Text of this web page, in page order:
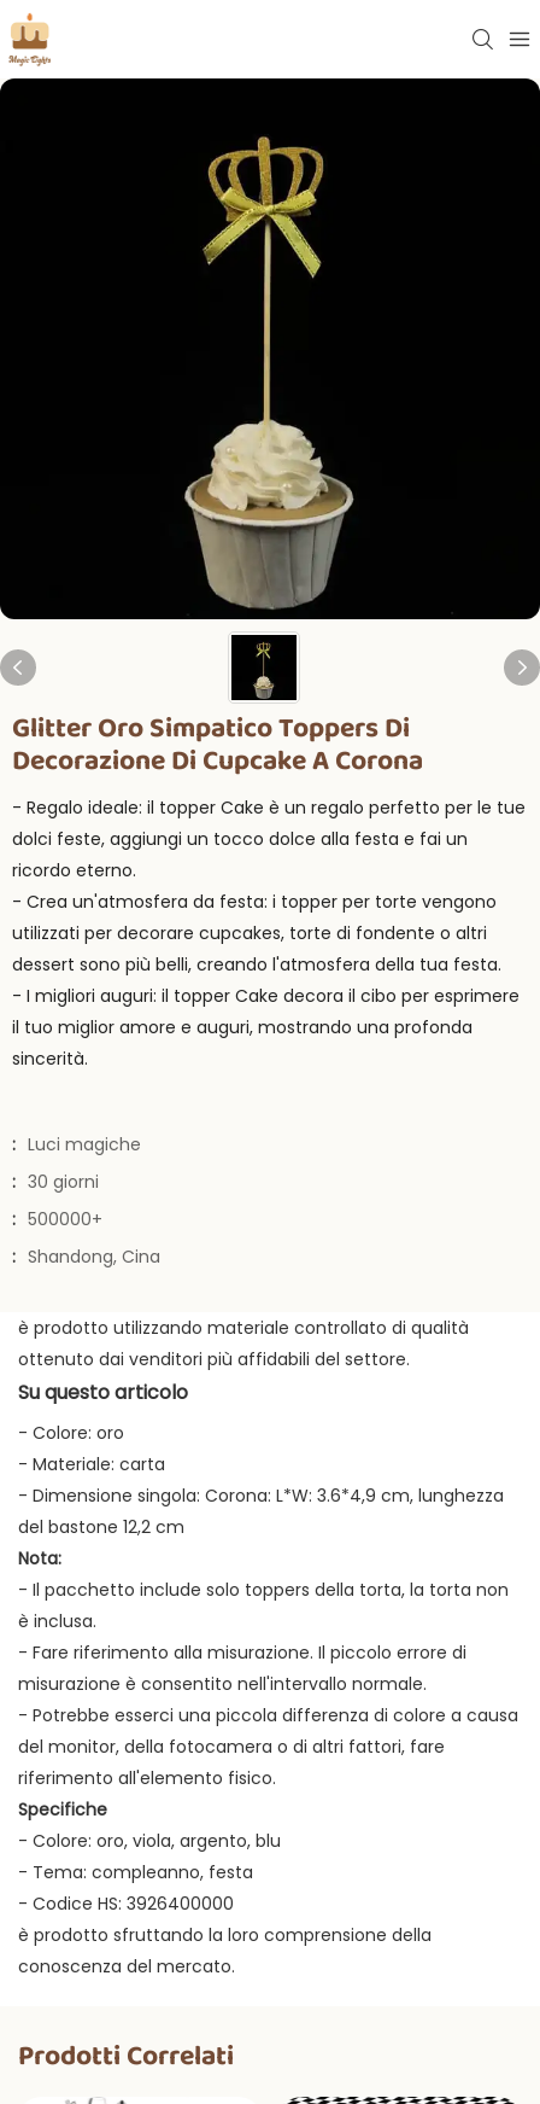
Glitter Oro Simpatico Toppers Di
Decorazione Di Cupcake A Corona
- Regalo ideale: il topper Cake è un regalo perfetto per le tue
dolci feste, aggiungi un tocco dolce alla festa e fai un
ricordo eterno.
- Crea un'atmosfera da festa: i topper per torte vengono
utilizzati per decorare cupcakes, torte di fondente o altri
dessert sono più belli, creando l'atmosfera della tua festa.
- I migliori auguri: il topper Cake decora il cibo per esprimere
il tuo miglior amore e auguri, mostrando una profonda
sincerità.
: Luci magiche
: 30 giorni
: 500000+
: Shandong, Cina
è prodotto utilizzando materiale controllato di qualità
ottenuto dai venditori più affidabili del settore.
Su questo articolo
- Colore: oro
- Materiale: carta
- Dimensione singola: Corona: L*W: ​​3.6*4,9 cm, lunghezza
del bastone 12,2 cm
Nota:
- Il pacchetto include solo toppers della torta, la torta non
è inclusa.
- Fare riferimento alla misurazione. Il piccolo errore di
misurazione è consentito nell'intervallo normale.
- Potrebbe esserci una piccola differenza di colore a causa
del monitor, della fotocamera o di altri fattori, fare
riferimento all'elemento fisico.
Specifiche
- Colore: oro, viola, argento, blu
- Tema: compleanno, festa
- Codice HS: 3926400000
è prodotto sfruttando la loro comprensione della
conoscenza del mercato.
Prodotti Correlati